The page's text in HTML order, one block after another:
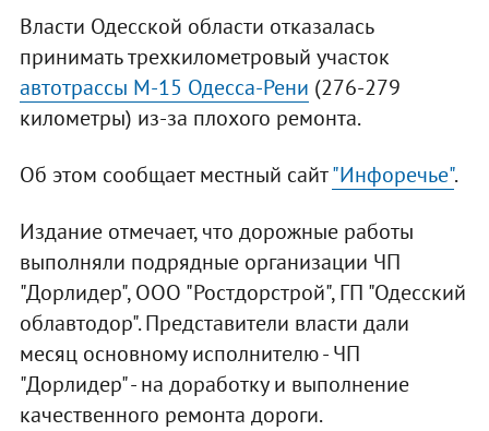
Власти Одесской области отказалась
принимать трехкилометровый участок
автотрассы М-15 Одесса-Рени (276-279
километры) из-за плохого ремонта.
Об этом сообщает местный сайт"Инфоречье".
Издание отмечает, что дорожные работы
выполняли подрядные организации ЧП
"Дорлидер", ООО "Ростдорстрой", ГП "Одесский
облавтодор". Представители власти дали
месяц основному исполнителю - ЧП
"Дорлидер" - на доработку и выполнение
качественного ремонта дороги.